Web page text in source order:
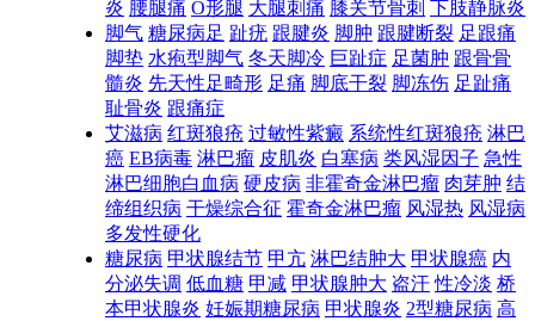
炎 腰腿痛 O形腿 大腿刺痛 膝关节骨刺 下肢静脉炎
脚气 糖尿病足 趾疣 跟腱炎 脚肿 跟腱断裂 足跟痛
脚垫 水疱型脚气 冬天脚冷 巨趾症 足菌肿 跟骨骨
髓炎 先天性足畸形 足痛 脚底干裂 脚冻伤 足趾痛
耻骨炎 跟痛症
艾滋病 红斑狼疮 过敏性紫癜 系统性红斑狼疮 淋巴
癌 EB病毒 淋巴瘤 皮肌炎 白塞病 类风湿因子 急性
淋巴细胞白血病 硬皮病 非霍奇金淋巴瘤 肉芽肿 结
缔组织病 干燥综合征 霍奇金淋巴瘤 风湿热 风湿病
多发性硬化
糖尿病 甲状腺结节 甲亢 淋巴结肿大 甲状腺癌 内
分泌失调 低血糖 甲减 甲状腺肿大 盗汗 性冷淡 桥
本甲状腺炎 妊娠期糖尿病 甲状腺炎 2型糖尿病 高